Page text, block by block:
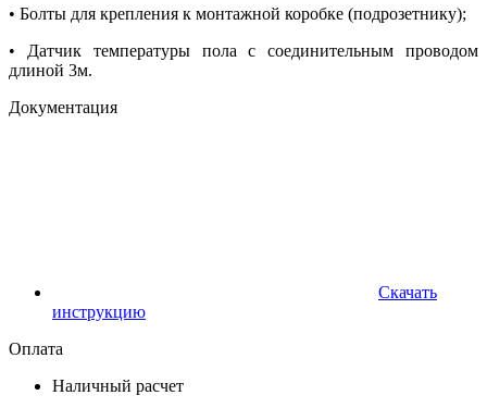
• Болты для крепления к монтажной коробке (подрозетнику);
• Датчик температуры пола с соединительным проводом
длиной 3м.
Документация
Скачать
инструкцию
Оплата
Наличный расчет